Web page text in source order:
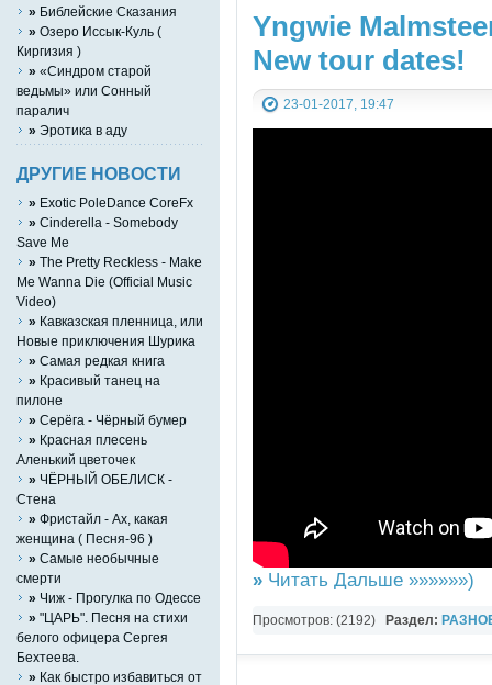
Yngwie
New tour dates!
23-01-2017, 19:47
» Читать Дальше »»»»»»)
Просмотров: (2192) Раздел:
» Библейские Сказания
» Озеро Иссык-Куль (
Киргизия )
» «Синдром старой
ведьмы» или Сонный
паралич
» Эротика в аду
ДРУГИЕ НОВОСТИ
» Exotic PoleDance CoreFx
» Cinderella - Somebody
Save Me
» The Pretty Reckless - Make
Me Wanna Die (Official Music
Video)
» Кавказская пленница, или
Новые приключения Шурика
» Самая редкая книга
» Красивый танец на
пилоне
» Серёга - Чёрный бумер
» Красная плесень
Аленький цветочек
» ЧЁРНЫЙ ОБЕЛИСК -
Стена
» Фристайл - Ах, какая
женщина ( Песня-96 )
» Самые необычные
смерти
» Чиж - Прогулка по Одессе
» "ЦАРЬ". Песня на стихи
белого офицера Сергея
Бехтеева.
» Как быстро избавиться от